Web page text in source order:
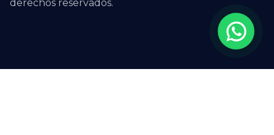
derechos reservados.